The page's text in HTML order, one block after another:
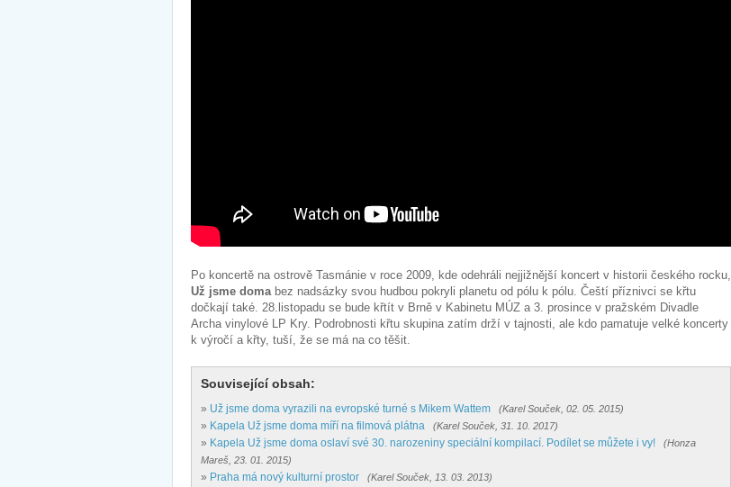
Po koncertě na ostrově Tasmánie v roce 2009, kde odehráli nejjižnější koncert v historii českého rocku,
Už jsme doma bez nadsázky svou hudbou pokryli planetu od pólu k pólu. Čeští příznivci se křtu
dočkají také. 28.listopadu se bude křtít v Brně v Kabinetu MÚZ a 3. prosince v pražském Divadle
Archa vinylové LP Kry. Podrobnosti křtu skupina zatím drží v tajnosti, ale kdo pamatuje velké koncerty
k výročí a křty, tuší, že se má na co těšit.
Související obsah:
» Už jsme doma vyrazili na evropské turné s Mikem Wattem (Karel Souček, 02. 05. 2015)
» Kapela Už jsme doma míří na filmová plátna (Karel Souček, 31. 10. 2017)
» Kapela Už jsme doma oslaví své 30. narozeniny speciální kompilací. Podílet se můžete i vy!
(Honza
Mareš, 23. 01. 2015)
» Praha má nový kulturní prostor (Karel Souček, 13. 03. 2013)